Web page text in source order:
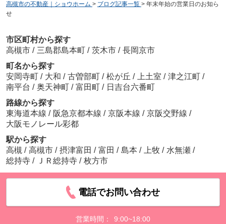
高槻市の不動産｜ショウホーム > ブログ記事一覧 > 年末年始の営業日のお知ら
せ
市区町村から探す
高槻市 / 三島郡島本町 / 茨木市 / 長岡京市
町名から探す
安岡寺町 / 大和 / 古曽部町 / 松が丘 / 上土室 / 津之江町 /
南平台 / 奥天神町 / 富田町 / 日吉台六番町
路線から探す
東海道本線 / 阪急京都本線 / 京阪本線 / 京阪交野線 /
大阪モノレール彩都
駅から探す
高槻 / 高槻市 / 摂津富田 / 富田 / 島本 / 上牧 / 水無瀬 /
総持寺 / ＪＲ総持寺 / 枚方市
電話でお問い合わせ
営業時間： 9:00~18:00